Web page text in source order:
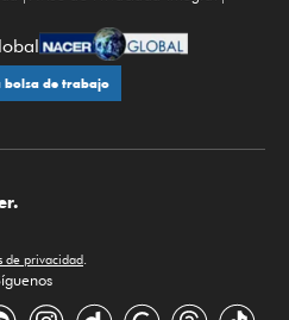
bolsa de trabajo
de privacidad